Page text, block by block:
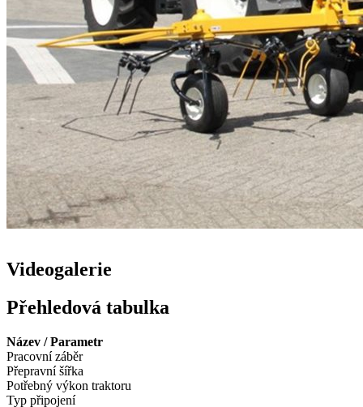
Videogalerie
Přehledová tabulka
Název / Parametr
Pracovní záběr
Přepravní šířka
Potřebný výkon traktoru
Typ připojení